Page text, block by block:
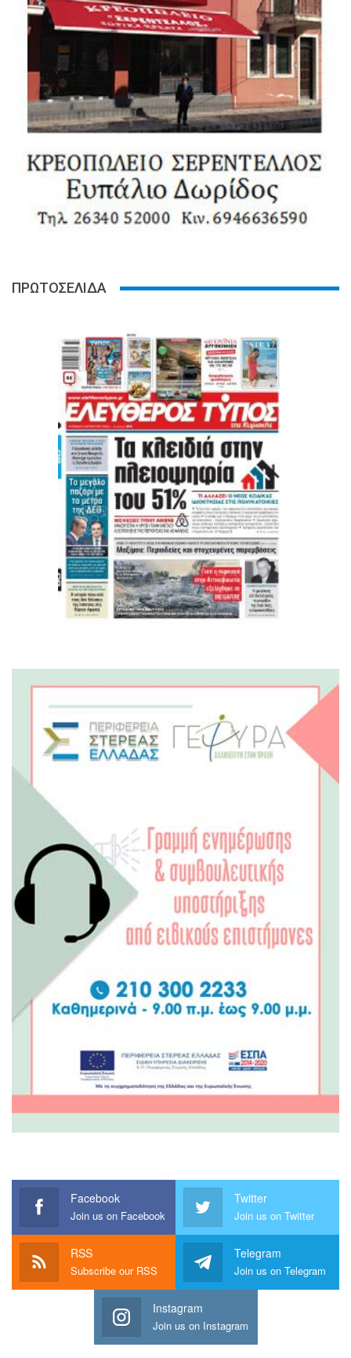
ΠΡΩΤΟΣΕΛΙΔΑ
Facebook
Join us on Facebook
Twitter
Join us on Twitter
RSS
Subscribe our RSS
Telegram
Join us on Telegram
Instagram
Join us on Instagram